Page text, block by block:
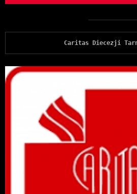
Caritas Diecezji